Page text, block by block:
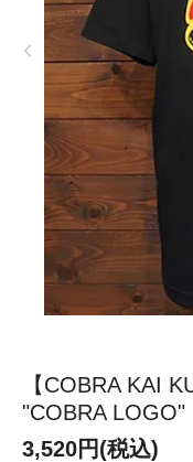
【COBRA KAI
"COBRA LOGO"
3,520円(税込)